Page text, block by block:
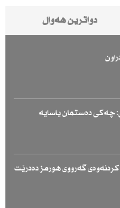
دواترین هەواڵ
چەكی دەستمان یاسایە
گەرووی هورمز دەدرێت